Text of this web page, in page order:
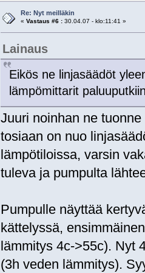
Re: Nyt meilläkin
« Vastaus #6 :30.04.07 - klo:11:41 »
Lainaus
Eikös ne linjasäädöt
lämpömittarit
Juuri noinhan ne
tosiaan on nuo
lämpötiloissa, varsin
tuleva ja pumpulta
Pumpulle näyttää
kättelyssä,
lämmitys 4c->55c). Nyt
(3h veden lämmitys).